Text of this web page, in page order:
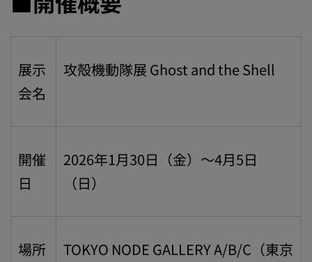
展示
会名
攻殻機動隊展 Ghost and the Shell
開催
日
2026年1月30日（金）〜4月5日
（日）
場所
TOKYO NODE GALLERY A/B/C（東京